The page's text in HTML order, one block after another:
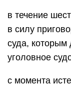
в течение
в силу
суда,
уголовное
с момента